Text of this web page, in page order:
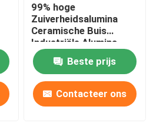
99% hoge
Zuiverheidsalumina
Ceramische Buis
Industriële Alumina
Koker Op hoge
temperatuurBeste prijs
Contacteer ons